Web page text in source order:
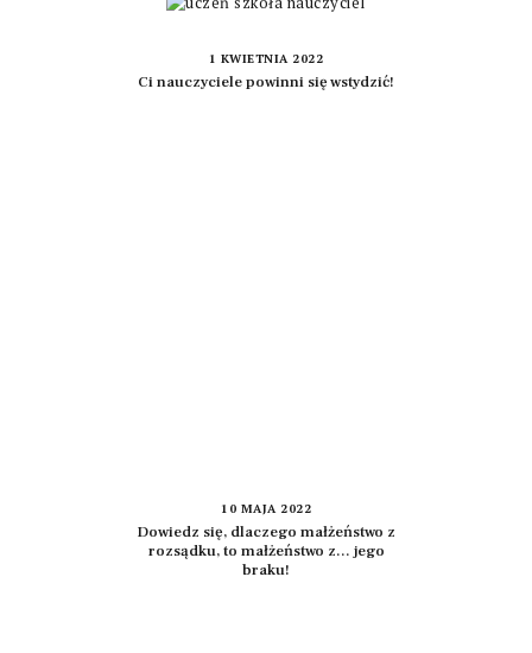
1 KWIETNIA 2022
Ci nauczyciele powinni się wstydzić!
10 MAJA 2022
Dowiedz się, dlaczego małżeństwo z
rozsądku, to małżeństwo z… jego
braku!